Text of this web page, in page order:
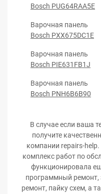
Bosch PUG64RAA5E
Варочная панель
Bosch PXX675DC1E
Варочная панель
Bosch PIE631FB1J
Варочная панель
Bosch PNH6B6B90
В случае если ваша
получите
компании repairs-
комплекс работ по
функционировала
программный ремонт,
ремонт, пайку схем, а